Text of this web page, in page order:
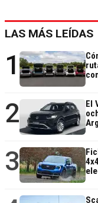
LAS MÁS LEÍDAS
1
2
El
3